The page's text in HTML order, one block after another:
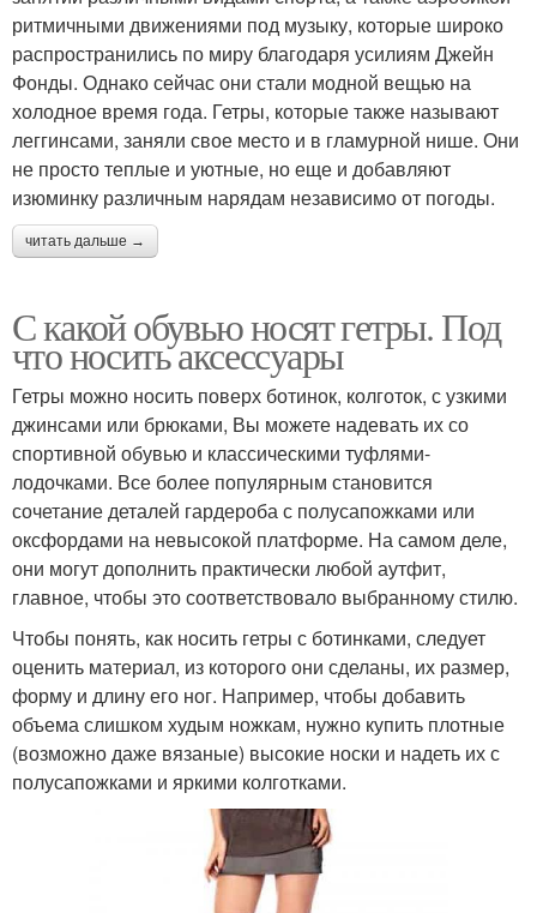
ритмичными движениями под музыку, которые широко
распространились по миру благодаря усилиям Джейн
Фонды. Однако сейчас они стали модной вещью на
холодное время года. Гетры, которые также называют
леггинсами, заняли свое место и в гламурной нише. Они
не просто теплые и уютные, но еще и добавляют
изюминку различным нарядам независимо от погоды.
читать дальше →
С какой обувью носят гетры. Под
что носить аксессуары
Гетры можно носить поверх ботинок, колготок, с узкими
джинсами или брюками, Вы можете надевать их со
спортивной обувью и классическими туфлями-
лодочками. Все более популярным становится
сочетание деталей гардероба с полусапожками или
оксфордами на невысокой платформе. На самом деле,
они могут дополнить практически любой аутфит,
главное, чтобы это соответствовало выбранному стилю.
Чтобы понять, как носить гетры с ботинками, следует
оценить материал, из которого они сделаны, их размер,
форму и длину его ног. Например, чтобы добавить
объема слишком худым ножкам, нужно купить плотные
(возможно даже вязаные) высокие носки и надеть их с
полусапожками и яркими колготками.